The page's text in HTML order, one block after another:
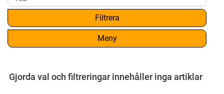
Filtrera
Meny
Gjorda val och filtreringar innehåller inga artiklar